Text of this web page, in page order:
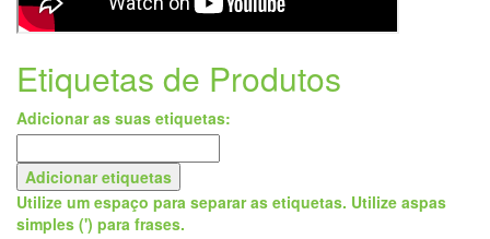
Etiquetas de Produtos
Adicionar as suas etiquetas:
Adicionar etiquetas
Utilize um espaço para separar as etiquetas. Utilize aspas
simples (') para frases.